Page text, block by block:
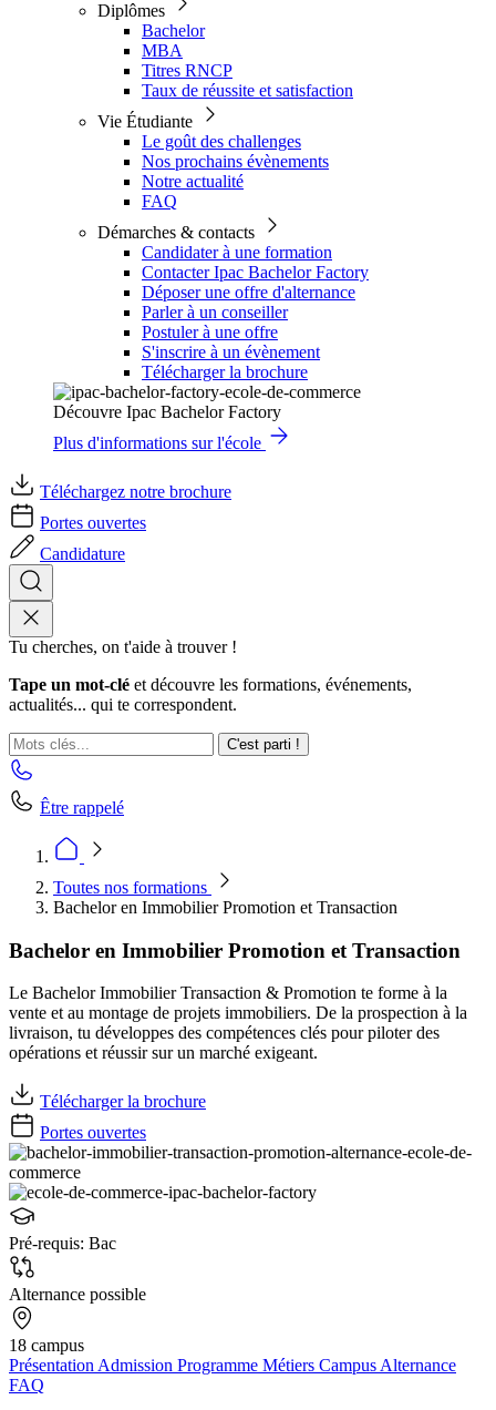
Diplômes
Bachelor
MBA
Titres RNCP
Taux de réussite et satisfaction
Vie Étudiante
Le goût des challenges
Nos prochains évènements
Notre actualité
FAQ
Démarches & contacts
Candidater à une formation
Contacter Ipac Bachelor Factory
Déposer une offre d'alternance
Parler à un conseiller
Postuler à une offre
S'inscrire à un évènement
Télécharger la brochure
Découvre Ipac Bachelor Factory
Plus d'informations sur l'école
Téléchargez notre brochure
Portes ouvertes
Candidature
Tu cherches, on t'aide à trouver !
Tape un mot-clé et découvre les formations, événements,
actualités... qui te correspondent.
C'est parti !
Être rappelé
Toutes nos formations
Bachelor en Immobilier Promotion et Transaction
Bachelor en Immobilier Promotion et Transaction
Le Bachelor Immobilier Transaction & Promotion te forme à la
vente et au montage de projets immobiliers. De la prospection à la
livraison, tu développes des compétences clés pour piloter des
opérations et réussir sur un marché exigeant.
Télécharger la brochure
Portes ouvertes
Pré-requis: Bac
Alternance possible
18 campus
PrésentationAdmission Programme Métiers CampusAlternance
FAQ